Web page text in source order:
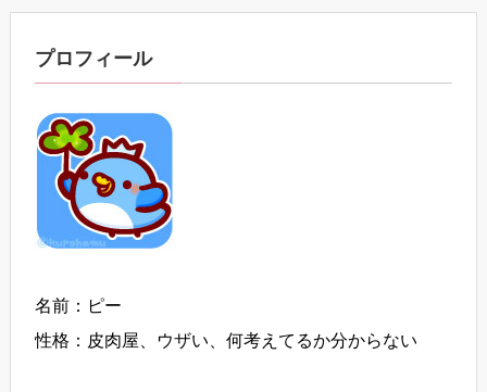
プロフィール
名前：ピー
性格：皮肉屋、ウザい、何考えてるか分からない